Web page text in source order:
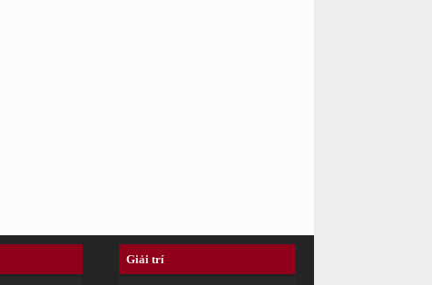
Giải trí